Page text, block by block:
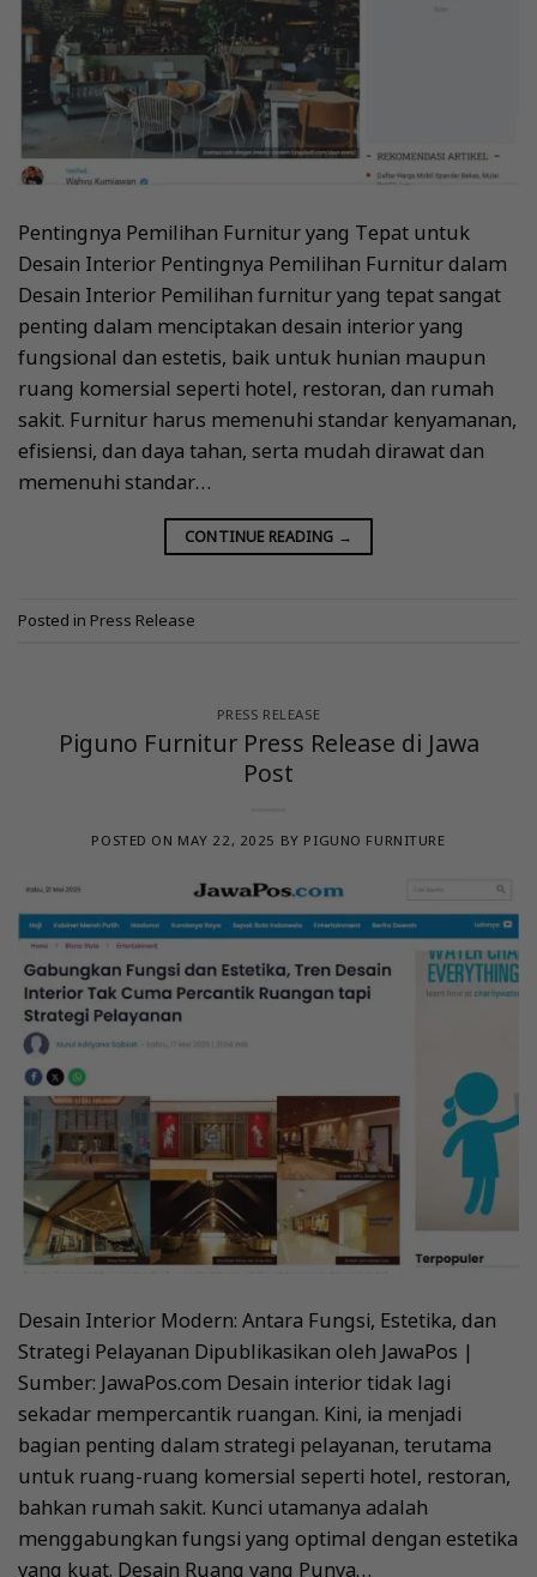
Pentingnya Pemilihan Furnitur yang Tepat untuk
Desain Interior Pentingnya Pemilihan Furnitur dalam
Desain Interior Pemilihan furnitur yang tepat sangat
penting dalam menciptakan desain interior yang
fungsional dan estetis, baik untuk hunian maupun
ruang komersial seperti hotel, restoran, dan rumah
sakit. Furnitur harus memenuhi standar kenyamanan,
efisiensi, dan daya tahan, serta mudah dirawat dan
memenuhi standar…
CONTINUE READING →
Posted in Press Release
PRESS RELEASE
Piguno Furnitur Press Release di Jawa
Post
POSTED ON MAY 22, 2025 BY PIGUNO FURNITURE
Desain Interior Modern: Antara Fungsi, Estetika, dan
Strategi Pelayanan Dipublikasikan oleh JawaPos |
Sumber: JawaPos.com Desain interior tidak lagi
sekadar mempercantik ruangan. Kini, ia menjadi
bagian penting dalam strategi pelayanan, terutama
untuk ruang-ruang komersial seperti hotel, restoran,
bahkan rumah sakit. Kunci utamanya adalah
menggabungkan fungsi yang optimal dengan estetika
yang kuat. Desain Ruang yang Punya…